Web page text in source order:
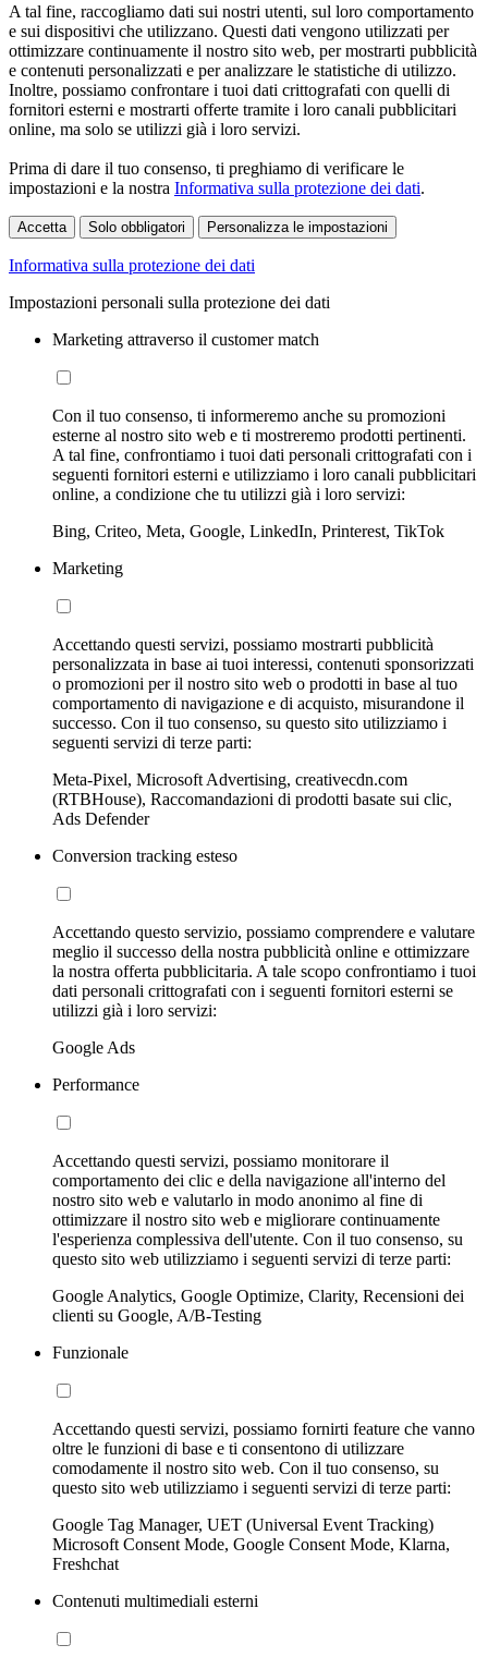
A tal fine, raccogliamo dati sui nostri utenti, sul loro comportamento
e sui dispositivi che utilizzano. Questi dati vengono utilizzati per
ottimizzare continuamente il nostro sito web, per mostrarti pubblicità
e contenuti personalizzati e per analizzare le statistiche di utilizzo.
Inoltre, possiamo confrontare i tuoi dati crittografati con quelli di
fornitori esterni e mostrarti offerte tramite i loro canali pubblicitari
online, ma solo se utilizzi già i loro servizi.
Prima di dare il tuo consenso, ti preghiamo di verificare le
impostazioni e la nostra Informativa sulla protezione dei dati.
Accetta Solo obbligatori Personalizza le impostazioni
Informativa sulla protezione dei dati
Impostazioni personali sulla protezione dei dati
Marketing attraverso il customer match
Con il tuo consenso, ti informeremo anche su promozioni
esterne al nostro sito web e ti mostreremo prodotti pertinenti.
A tal fine, confrontiamo i tuoi dati personali crittografati con i
seguenti fornitori esterni e utilizziamo i loro canali pubblicitari
online, a condizione che tu utilizzi già i loro servizi:
Bing, Criteo, Meta, Google, LinkedIn, Printerest, TikTok
Marketing
Accettando questi servizi, possiamo mostrarti pubblicità
personalizzata in base ai tuoi interessi, contenuti sponsorizzati
o promozioni per il nostro sito web o prodotti in base al tuo
comportamento di navigazione e di acquisto, misurandone il
successo. Con il tuo consenso, su questo sito utilizziamo i
seguenti servizi di terze parti:
Meta-Pixel, Microsoft Advertising, creativecdn.com
(RTBHouse), Raccomandazioni di prodotti basate sui clic,
Ads Defender
Conversion tracking esteso
Accettando questo servizio, possiamo comprendere e valutare
meglio il successo della nostra pubblicità online e ottimizzare
la nostra offerta pubblicitaria. A tale scopo confrontiamo i tuoi
dati personali crittografati con i seguenti fornitori esterni se
utilizzi già i loro servizi:
Google Ads
Performance
Accettando questi servizi, possiamo monitorare il
comportamento dei clic e della navigazione all'interno del
nostro sito web e valutarlo in modo anonimo al fine di
ottimizzare il nostro sito web e migliorare continuamente
l'esperienza complessiva dell'utente. Con il tuo consenso, su
questo sito web utilizziamo i seguenti servizi di terze parti:
Google Analytics, Google Optimize, Clarity, Recensioni dei
clienti su Google, A/B-Testing
Funzionale
Accettando questi servizi, possiamo fornirti feature che vanno
oltre le funzioni di base e ti consentono di utilizzare
comodamente il nostro sito web. Con il tuo consenso, su
questo sito web utilizziamo i seguenti servizi di terze parti:
Google Tag Manager, UET (Universal Event Tracking)
Microsoft Consent Mode, Google Consent Mode, Klarna,
Freshchat
Contenuti multimediali esterni